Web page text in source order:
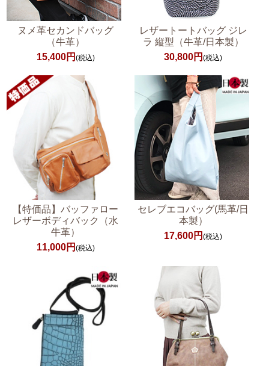
ヌメ革セカンドバッグ
（牛革）
15,400円 (税込)
レザートートバッグ ジレ
ラ 縦型（牛革/日本製）
30,800円(税込)
【特価品】バッファロー
レザーボディバック（水
牛革）
11,000円 (税込)
セレブエコバッグ(馬革/日
本製）
17,600円(税込)